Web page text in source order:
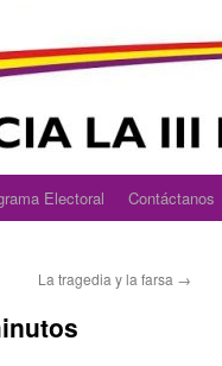
Electoral Contáctanos
La tragedia y la farsa →